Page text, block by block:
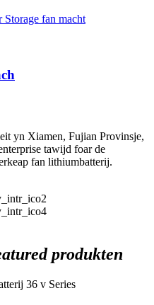
yn Xiamen, Fujian Provinsje,
tawijd foar de
fan lithiumbatterij.
produkten